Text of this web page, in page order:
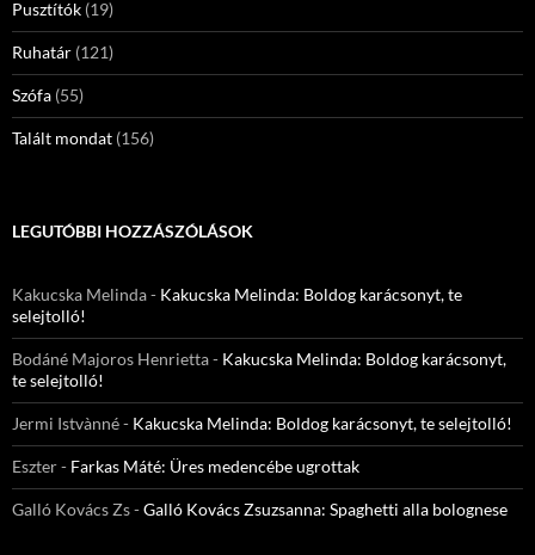
Pusztítók (19)
Ruhatár (121)
Szófa (55)
Talált mondat (156)
LEGUTÓBBI HOZZÁSZÓLÁSOK
Kakucska Melinda- Kakucska Melinda: Boldog karácsonyt, te
selejtolló!
Bodáné Majoros Henrietta- Kakucska Melinda: Boldog karácsonyt,
te selejtolló!
Jermi Istvànné- Kakucska Melinda: Boldog karácsonyt, te selejtolló!
Eszter- Farkas Máté: Üres medencébe ugrottak
Galló Kovács Zs-Galló Kovács Zsuzsanna: Spaghetti alla bolognese